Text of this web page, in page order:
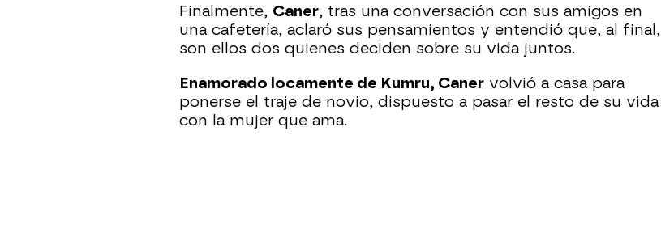
Finalmente, Caner, tras una conversación con sus amigos en
una cafetería, aclaró sus pensamientos y entendió que, al final,
son ellos dos quienes deciden sobre su vida juntos.
Enamorado locamente de Kumru, Caner volvió a casa para
ponerse el traje de novio, dispuesto a pasar el resto de su vida
con la mujer que ama.